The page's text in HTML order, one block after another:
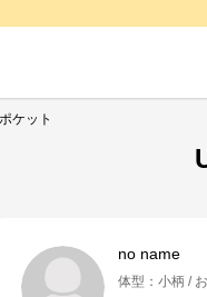
ケット
no name
体型 ： 小柄